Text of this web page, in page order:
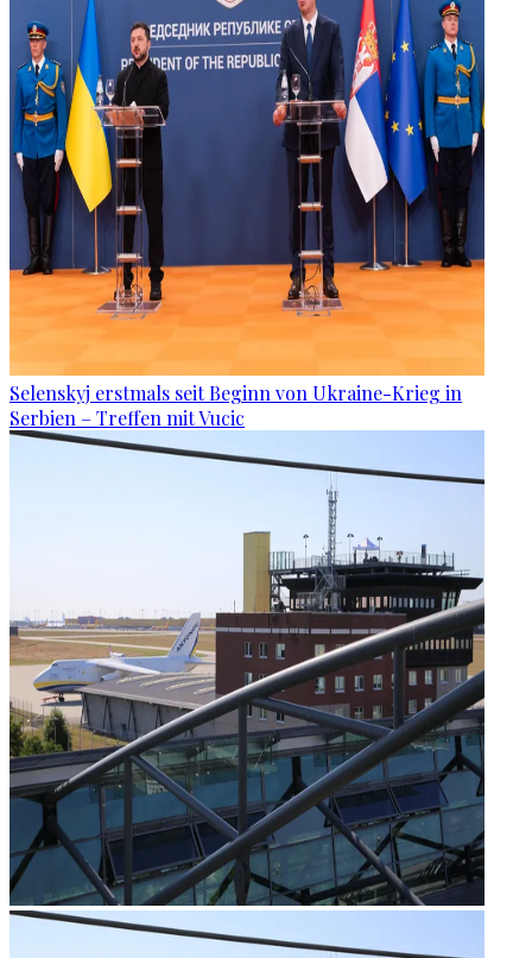
Selenskyj erstmals seit Beginn von Ukraine-Krieg in
Serbien – Treffen mit Vucic